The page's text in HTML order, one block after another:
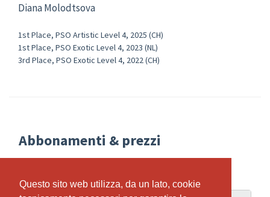
Questo sito web utilizza, da un lato, cookie
Questo sito web utilizza, da un lato, cookie
Diana Molodtsova
1st Place, PSO Artistic Level 4, 2025 (CH)
1st Place, PSO Exotic Level 4, 2023 (NL)
3rd Place, PSO Exotic Level 4, 2022 (CH)
Abbonamenti & prezzi